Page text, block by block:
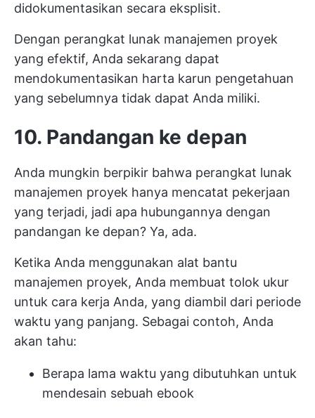
didokumentasikan secara eksplisit.
Dengan perangkat lunak manajemen proyek
yang efektif, Anda sekarang dapat
mendokumentasikan harta karun pengetahuan
yang sebelumnya tidak dapat Anda miliki.
10. Pandangan ke depan
Anda mungkin berpikir bahwa perangkat lunak
manajemen proyek hanya mencatat pekerjaan
yang terjadi, jadi apa hubungannya dengan
pandangan ke depan? Ya, ada.
Ketika Anda menggunakan alat bantu
manajemen proyek, Anda membuat tolok ukur
untuk cara kerja Anda, yang diambil dari periode
waktu yang panjang. Sebagai contoh, Anda
akan tahu:
Berapa lama waktu yang dibutuhkan untuk
mendesain sebuah ebook